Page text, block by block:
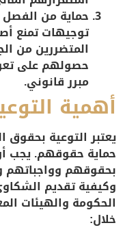
حماية من
توجيهات تمنع
المتضررين من
حصولهم على
مبرر قانوني.
أهمية
يعتبرالتوعية بحقوق
حماية حقوقهم. يجب
بحقوقهم وواجباتهم
وكيفية تقديم
الحكومة والهيئات
خلال: